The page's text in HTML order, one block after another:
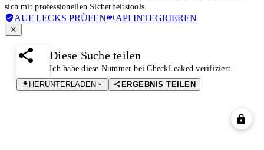
sich mit professionellen Sicherheitstools.
AUF LECKS PRÜFEN API INTEGRIEREN
Diese Suche teilen
Ich habe diese Nummer bei CheckLeaked verifiziert.
HERUNTERLADEN
ERGEBNIS TEILEN